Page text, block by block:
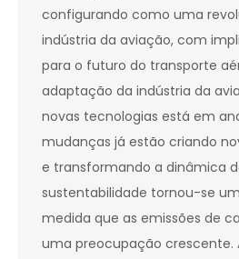
configurando como uma
indústria da aviação, com
para o futuro do transporte
adaptação da indústria da
novas tecnologias está em
mudanças já estão criando
e transformando a dinâmica
sustentabilidade tornou-se
medida que as emissões de
uma preocupação crescente.